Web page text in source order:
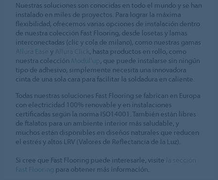
Nuestras soluciones son conocidas en todo el mundo y se han
instalado en miles de proyectos. Para lograr la máxima
flexibilidad, ofrecemos varias opciones de instalación dentro
de nuestra colección Fast Flooring, desde losetas y lamas
interconectadas (clic y cola de milano), como nuestras gamas
y
, hasta productos en rollo, como
nuestra colección
, que puede instalarse sin ningún
tipo de adhesivo, simplemente necesita una innovadora
cinta de una sola cara para facilitar la soldadura en caliente.
Todas nuestras soluciones Fast Flooring se fabrican en Europa
con electricidad 100% renovable y en instalaciones
certificadas según la norma ISO14001. También están libres
de ftalatos para un ambiente interior más saludable, y
muchos están disponibles en diseños naturales que reducen
el estrés y altos LRV (Valores de Reflectancia de la Luz).
Si cree que Fast Flooring puede interesarle, visite
para obtener más información.